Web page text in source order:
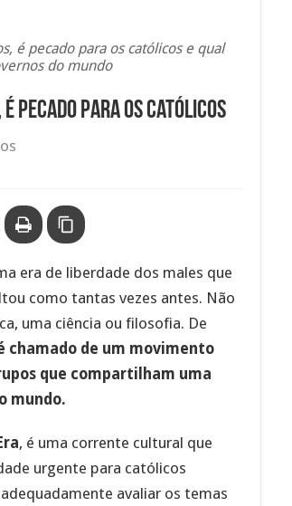
é pecado para os católicos e qual
do mundo
pecado para os católicos
era de liberdade dos males que
como tantas vezes antes. Não
uma ciência ou filosofia. De
chamado de um movimento
que compartilham uma
mundo.
, é uma corrente cultural que
urgente para católicos
avaliar os temas